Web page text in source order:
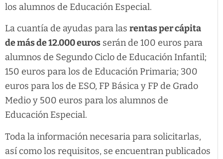
los alumnos de Educación Especial.
La cuantía de ayudas para las rentas per cápita
de más de 12.000 euros serán de 100 euros para
alumnos de Segundo Ciclo de Educación Infantil;
150 euros para los de Educación Primaria; 300
euros para los de ESO, FP Básica y FP de Grado
Medio y 500 euros para los alumnos de
Educación Especial.
Toda la información necesaria para solicitarlas,
así como los requisitos, se encuentran publicados